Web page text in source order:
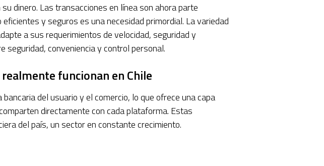
dinero. Las transacciones en línea son ahora parte
y seguros es una necesidad primordial. La variedad
a sus requerimientos de velocidad, seguridad y
seguridad, conveniencia y control personal.
funcionan en Chile
del usuario y el comercio, lo que ofrece una capa
directamente con cada plataforma. Estas
del país, un sector en constante crecimiento.